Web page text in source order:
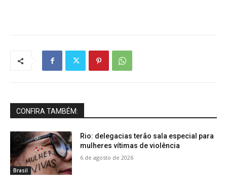
CONFIRA TAMBÉM:
Brasil
Rio: delegacias terão sala especial para
mulheres vítimas de violência
6 de agosto de 2026